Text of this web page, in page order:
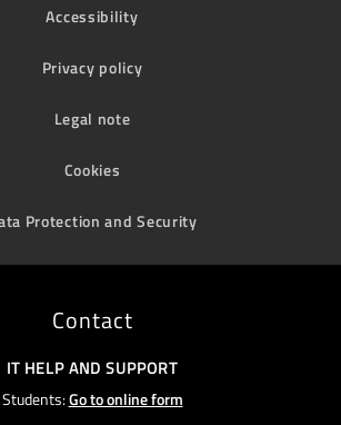
Accessibility
Privacy policy
Legal note
Cookies
Protection and Security
Contact
IT HELP AND SUPPORT
Students:Go to online form